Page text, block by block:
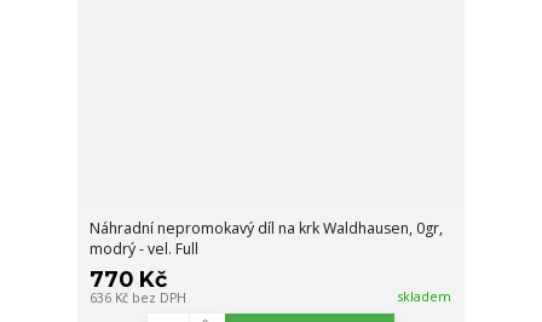
Náhradní nepromokavý díl na krk Waldhausen, 0gr,
modrý - vel. Full
770 Kč
636 Kč bez DPH skladem